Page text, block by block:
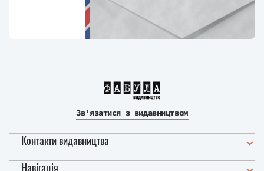
Зв’язатися з видавництвом
Контакти видавництва
Навігація